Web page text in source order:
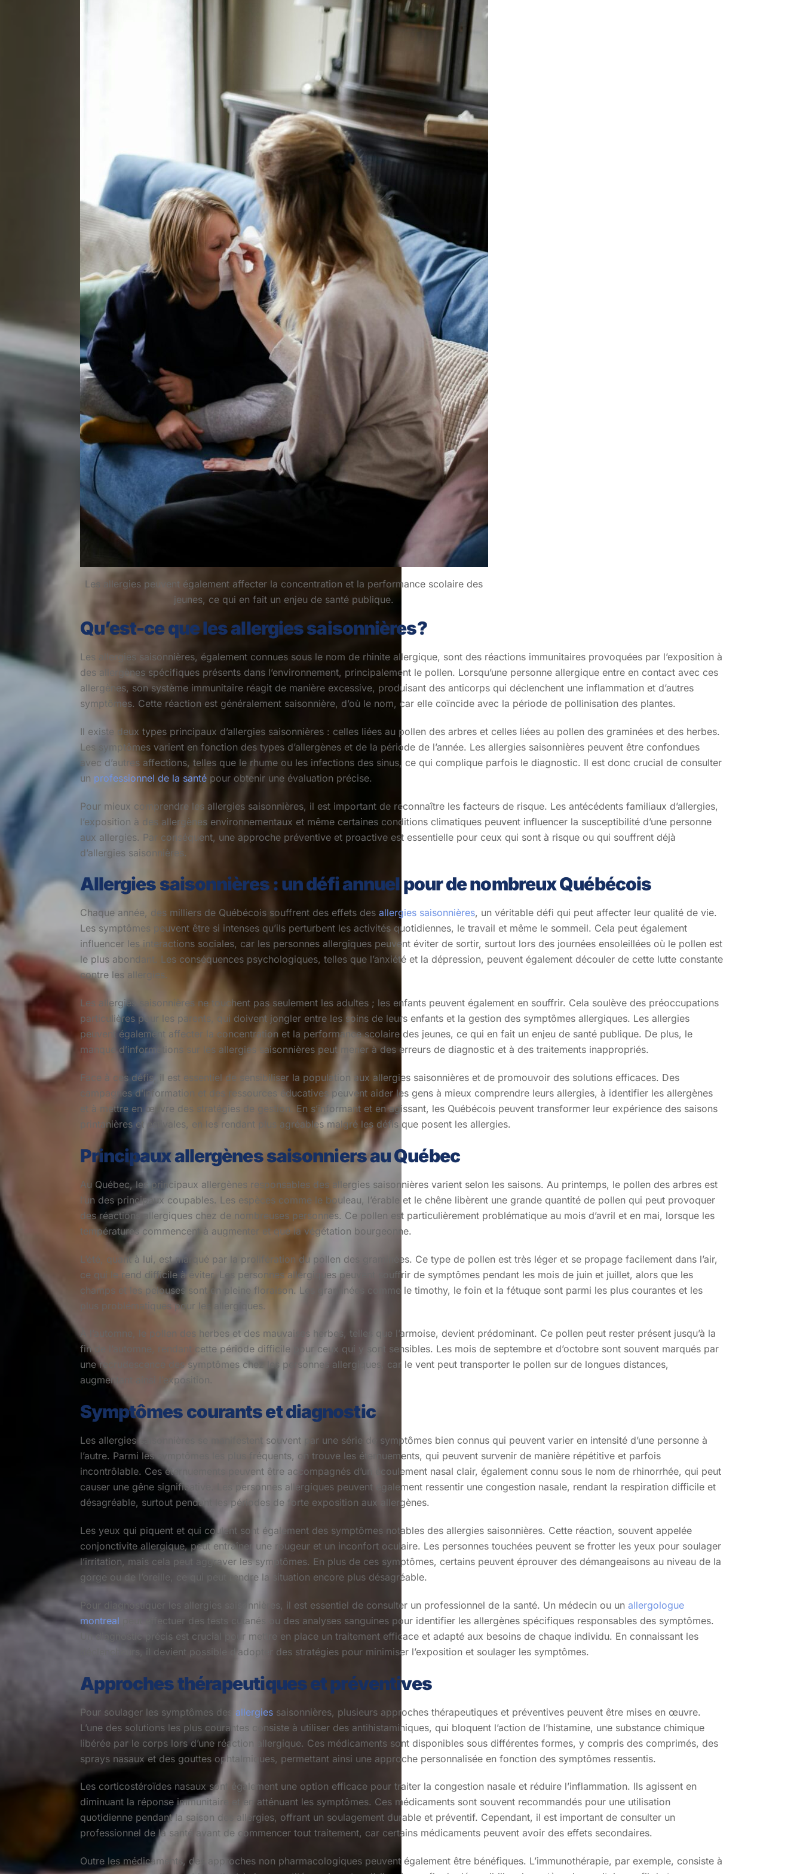
Les allergies peuvent également affecter la concentration et la performance scolaire des
jeunes, ce qui en fait un enjeu de santé publique.
Qu’est-ce que les allergies saisonnières?
Les allergies saisonnières, également connues sous le nom de rhinite allergique, sont des réactions immunitaires provoquées par l’exposition à
des allergènes spécifiques présents dans l’environnement, principalement le pollen. Lorsqu’une personne allergique entre en contact avec ces
allergènes, son système immunitaire réagit de manière excessive, produisant des anticorps qui déclenchent une inflammation et d’autres
symptômes. Cette réaction est généralement saisonnière, d’où le nom, car elle coïncide avec la période de pollinisation des plantes.
Il existe deux types principaux d’allergies saisonnières : celles liées au pollen des arbres et celles liées au pollen des graminées et des herbes.
Les symptômes varient en fonction des types d’allergènes et de la période de l’année. Les allergies saisonnières peuvent être confondues
avec d’autres affections, telles que le rhume ou les infections des sinus, ce qui complique parfois le diagnostic. Il est donc crucial de consulter
un professionnel de la santépour obtenir une évaluation précise.
Pour mieux comprendre les allergies saisonnières, il est important de reconnaître les facteurs de risque. Les antécédents familiaux d’allergies,
l’exposition à des allergènes environnementaux et même certaines conditions climatiques peuvent influencer la susceptibilité d’une personne
aux allergies. Par conséquent, une approche préventive et proactive est essentielle pour ceux qui sont à risque ou qui souffrent déjà
d’allergies saisonnières.
Allergies saisonnières : un défi annuel pour de nombreux Québécois
Chaque année, des milliers de Québécois souffrent des effets des allergies saisonnières, un véritable défi qui peut affecter leur qualité de vie.
Les symptômes peuvent être si intenses qu’ils perturbent les activités quotidiennes, le travail et même le sommeil. Cela peut également
influencer les interactions sociales, car les personnes allergiques peuvent éviter de sortir, surtout lors des journées ensoleillées où le pollen est
le plus abondant. Les conséquences psychologiques, telles que l’anxiété et la dépression, peuvent également découler de cette lutte constante
contre les allergies.
Les allergies saisonnières ne touchent pas seulement les adultes ; les enfants peuvent également en souffrir. Cela soulève des préoccupations
particulières pour les parents, qui doivent jongler entre les soins de leurs enfants et la gestion des symptômes allergiques. Les allergies
peuvent également affecter la concentration et la performance scolaire des jeunes, ce qui en fait un enjeu de santé publique. De plus, le
manque d’informations sur les allergies saisonnières peut mener à des erreurs de diagnostic et à des traitements inappropriés.
Face à ces défis, il est essentiel de sensibiliser la population aux allergies saisonnières et de promouvoir des solutions efficaces. Des
campagnes d’information et des ressources éducatives peuvent aider les gens à mieux comprendre leurs allergies, à identifier les allergènes
et à mettre en œuvre des stratégies de gestion. En s’informant et en agissant, les Québécois peuvent transformer leur expérience des saisons
printanières et estivales, en les rendant plus agréables malgré les défis que posent les allergies.
Principaux allergènes saisonniers au Québec
Au Québec, les principaux allergènes responsables des allergies saisonnières varient selon les saisons. Au printemps, le pollen des arbres est
l’un des principaux coupables. Les espèces comme le bouleau, l’érable et le chêne libèrent une grande quantité de pollen qui peut provoquer
des réactions allergiques chez de nombreuses personnes. Ce pollen est particulièrement problématique au mois d’avril et en mai, lorsque les
températures commencent à augmenter et que la végétation bourgeonne.
L’été, quant à lui, est marqué par la prolifération du pollen des graminées. Ce type de pollen est très léger et se propage facilement dans l’air,
ce qui le rend difficile à éviter. Les personnes allergiques peuvent souffrir de symptômes pendant les mois de juin et juillet, alors que les
champs et les pelouses sont en pleine floraison. Les graminées comme le timothy, le foin et la fétuque sont parmi les plus courantes et les
plus problématiques pour les allergiques.
À l’automne, le pollen des herbes et des mauvaises herbes, telles que l’armoise, devient prédominant. Ce pollen peut rester présent jusqu’à la
fin de l’automne, rendant cette période difficile pour ceux qui y sont sensibles. Les mois de septembre et d’octobre sont souvent marqués par
une recrudescence des symptômes chez les personnes allergiques, car le vent peut transporter le pollen sur de longues distances,
augmentant ainsi l’exposition.
Symptômes courants et diagnostic
Les allergies saisonnières se manifestent souvent par une série de symptômes bien connus qui peuvent varier en intensité d’une personne à
l’autre. Parmi les symptômes les plus fréquents, on trouve les éternuements, qui peuvent survenir de manière répétitive et parfois
incontrôlable. Ces éternuements peuvent être accompagnés d’un écoulement nasal clair, également connu sous le nom de rhinorrhée, qui peut
causer une gêne significative. Les personnes allergiques peuvent également ressentir une congestion nasale, rendant la respiration difficile et
désagréable, surtout pendant les périodes de forte exposition aux allergènes.
Les yeux qui piquent et qui coulent sont également des symptômes notables des allergies saisonnières. Cette réaction, souvent appelée
conjonctivite allergique, peut entraîner une rougeur et un inconfort oculaire. Les personnes touchées peuvent se frotter les yeux pour soulager
l’irritation, mais cela peut aggraver les symptômes. En plus de ces symptômes, certains peuvent éprouver des démangeaisons au niveau de la
gorge ou de l’oreille, ce qui peut rendre la situation encore plus désagréable.
Pour diagnostiquer les allergies saisonnières, il est essentiel de consulter un professionnel de la santé. Un médecin ou un allergologue
montreal peut effectuer des tests cutanés ou des analyses sanguines pour identifier les allergènes spécifiques responsables des symptômes.
Un diagnostic précis est crucial pour mettre en place un traitement efficace et adapté aux besoins de chaque individu. En connaissant les
déclencheurs, il devient possible d’adopter des stratégies pour minimiser l’exposition et soulager les symptômes.
Approches thérapeutiques et préventives
Pour soulager les symptômes des allergiessaisonnières, plusieurs approches thérapeutiques et préventives peuvent être mises en œuvre.
L’une des solutions les plus courantes consiste à utiliser des antihistaminiques, qui bloquent l’action de l’histamine, une substance chimique
libérée par le corps lors d’une réaction allergique. Ces médicaments sont disponibles sous différentes formes, y compris des comprimés, des
sprays nasaux et des gouttes ophtalmiques, permettant ainsi une approche personnalisée en fonction des symptômes ressentis.
Les corticostéroïdes nasaux sont également une option efficace pour traiter la congestion nasale et réduire l’inflammation. Ils agissent en
diminuant la réponse immunitaire et en atténuant les symptômes. Ces médicaments sont souvent recommandés pour une utilisation
quotidienne pendant la saison des allergies, offrant un soulagement durable et préventif. Cependant, il est important de consulter un
professionnel de la santé avant de commencer tout traitement, car certains médicaments peuvent avoir des effets secondaires.
Outre les médicaments, des approches non pharmacologiques peuvent également être bénéfiques. L’immunothérapie, par exemple, consiste à